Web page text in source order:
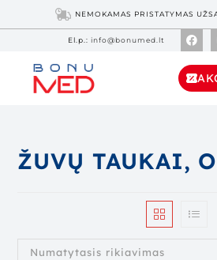
NEMOKAMAS PRISTATYMAS
El.p.: info@bonumed.lt
ŽUVŲ TAUKAI,
Numatytasis rikiavimas